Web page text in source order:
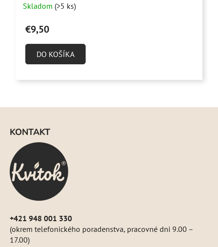
hodnotenie
produktu
z
Skladom (>5 ks)
€9,50
DO KOŠÍKA
KONTAKT
+421 948 001 330
(okrem telefonického poradenstva, pracovné dni 9.00 –
17.00)